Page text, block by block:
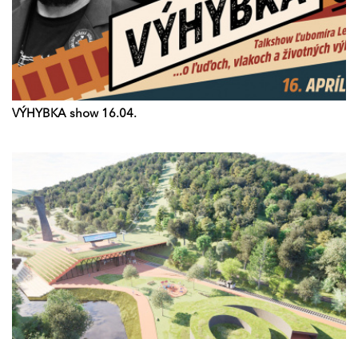
VÝHYBKA show 16.04.